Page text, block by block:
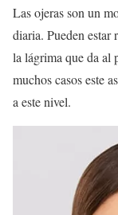
Las ojeras son un
diaria. Pueden estar
la lágrima que da al
muchos casos este
a este nivel.